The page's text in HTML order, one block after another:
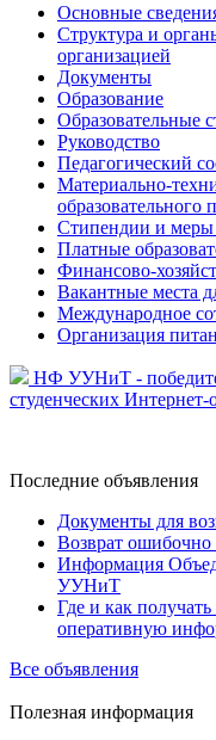
Основные
Структура и
организацией
Документы
Образование
Образовательные
Руководство
Педагогический
Материально-
образовательного
Стипендии и
Платные
Финансово-
Вакантные места
Международное
Организация
НФ УУНиТ -
студенческих
Последние объявления
Документы для
Возврат ошибочно
Информация
УУНиТ
Где и как
оперативную
Все объявления
Полезная информация